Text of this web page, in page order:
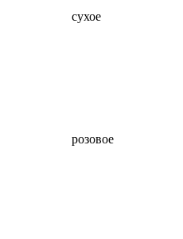
сухое
розовое